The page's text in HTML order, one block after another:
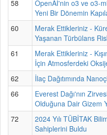
58
OpenAI'nin o3 ve o3-
Yeni Bir Dönemin
60
Merak Ettikleriniz -
Yaşanan Türbülans
61
Merak Ettikleriniz -
İçin Atmosferdeki
62
İlaç Dağıtımında
66
Everest Dağı'nın
Olduğuna Dair Gizem
72
2024 Yılı TÜBİTAK
Sahiplerini Buldu